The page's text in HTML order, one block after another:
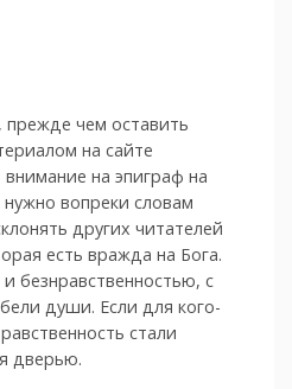
чем оставить
на сайте
на эпиграф на
вопреки словам
других читателей
есть вражда на Бога.
без­нрав­ствен­ностью, с
души. Если для кого-
стали
дверью.